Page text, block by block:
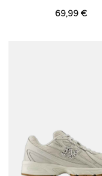
69,99 €